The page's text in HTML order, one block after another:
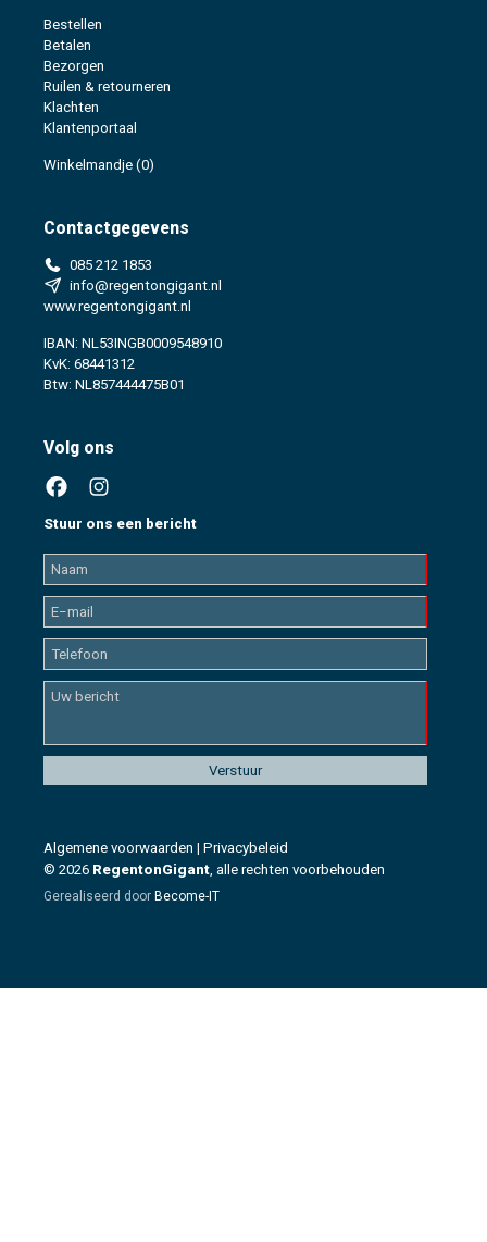
Bestellen
Betalen
Bezorgen
Ruilen & retourneren
Klachten
Klantenportaal
Winkelmandje (0)
Contactgegevens
085 212 1853
info@regentongigant.nl
www.regentongigant.nl
IBAN: NL53INGB0009548910
KvK: 68441312
Btw: NL857444475B01
Volg ons
Stuur ons een bericht
Algemene voorwaarden | Privacybeleid
© 2026 RegentonGigant, alle rechten voorbehouden
Gerealiseerd door Become-IT